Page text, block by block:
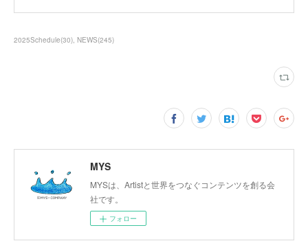
2025Schedule(30) NEWS(245)
MYS
MYSは、Artistと世界をつなぐコンテンツを創る会
社です。
フォロー